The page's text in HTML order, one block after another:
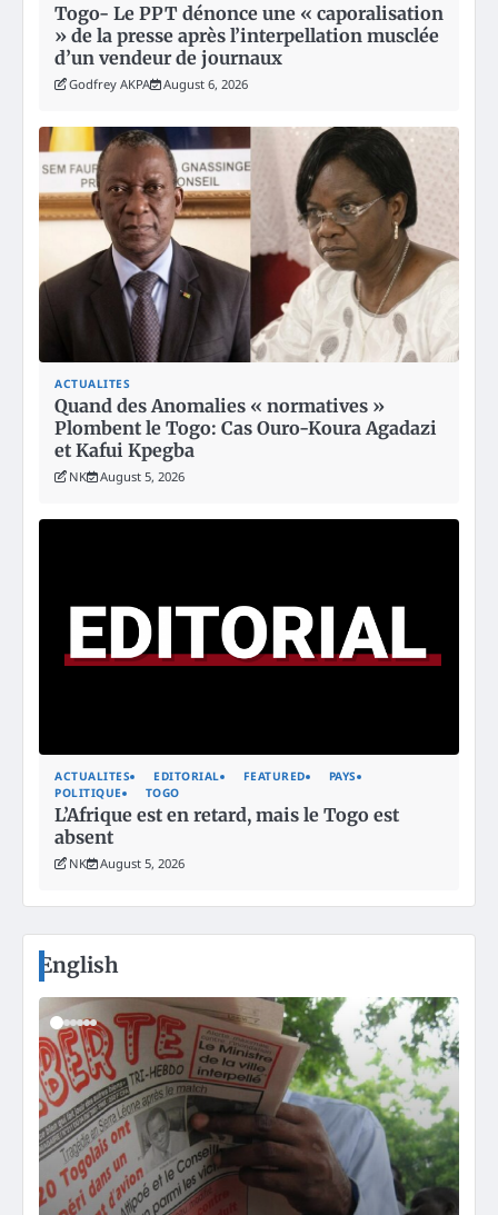
Togo- Le PPT dénonce une « caporalisation
» de la presse après l’interpellation musclée
d’un vendeur de journaux
Godfrey AKPA August 6, 2026
ACTUALITES
Quand des Anomalies « normatives »
Plombent le Togo: Cas Ouro-Koura Agadazi
et Kafui Kpegba
NK August 5, 2026
ACTUALITES EDITORIAL FEATURED
PAYS
POLITIQUE
TOGO
L’Afrique est en retard, mais le Togo est
absent
NK August 5, 2026
English